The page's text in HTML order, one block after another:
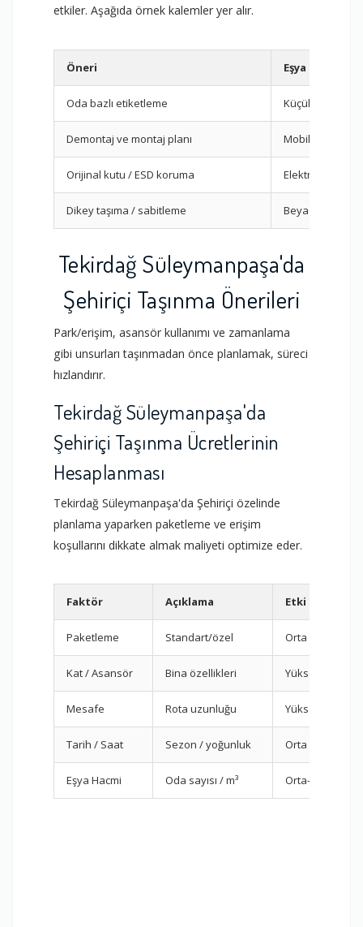
etkiler. Aşağıda örnek kalemler yer alır.
Öneri Eşya Tipi
Oda bazlı etiketleme Küçük Eşya
Demontaj ve montaj planı Mobilya
Orijinal kutu / ESD koruma Elektronik
Dikey taşıma / sabitleme Beyaz Eşya
Tekirdağ Süleymanpaşa'da
Şehiriçi Taşınma Önerileri
Park/erişim, asansör kullanımı ve zamanlama
gibi unsurları taşınmadan önce planlamak, süreci
hızlandırır.
Tekirdağ Süleymanpaşa'da
Şehiriçi Taşınma Ücretlerinin
Hesaplanması
Tekirdağ Süleymanpaşa'da Şehiriçi özelinde
planlama yaparken paketleme ve erişim
koşullarını dikkate almak maliyeti optimize eder.
Faktör Açıklama Etki
Paketleme Standart/özel Orta
Kat / Asansör Bina özellikleri Yüksek
Mesafe Rota uzunluğu Yüksek
Tarih / Saat Sezon / yoğunluk Orta
Eşya Hacmi Oda sayısı / m³ Orta-Yüksek